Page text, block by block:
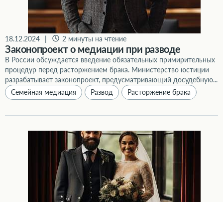
18.12.2024 | 2 минуты на чтение
Законопроект о медиации при разводе
В России обсуждается введение обязательных примирительных
процедур перед расторжением брака. Министерство юстиции
разрабатывает законопроект, предусматривающий досудебную...
Семейная медиация
Развод Расторжение брака